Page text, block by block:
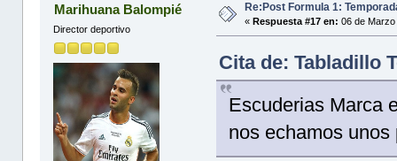
Marihuana Balompié
Director deportivo
Re:Post Formula 1:
« Respuesta #17 en: 06 de
Cita de: Tabladillo
Escuderias Marca
nos echamos unos